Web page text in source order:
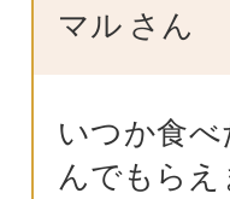
マル さん
いつか食
んでもら